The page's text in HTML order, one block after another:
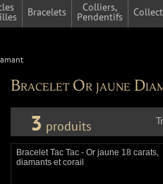
Bracelets Colliers,
Pendentifs
Bracelet Or jaune
3 produits
Bracelet Tac Tac - Or jaune 18 carats,
diamants et corail